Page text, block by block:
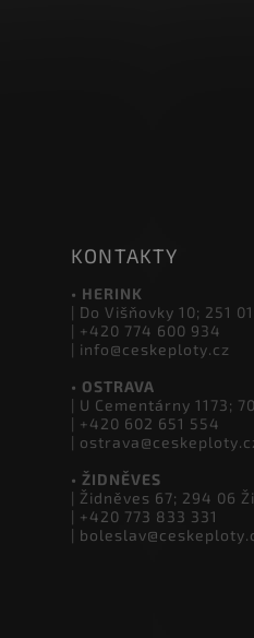
KONTAKTY
• HERINK
| Do Višňovky 10; 251 01
| +420 774 600 934
| info@ceskeploty.cz
• OSTRAVA
| U Cementárny 1173;
| +420 602 651 554
|
• ŽIDNĚVES
| Židněves 67; 294 06